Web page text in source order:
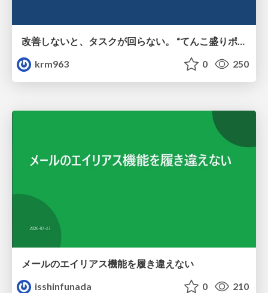
改善しないと、タスクが回らない。 “てんこ盛りポジション” を引き継いだ情シスの、入社3ヶ月の業務改善録
krm963
0 250
メールのエイリアス機能を履き違えない
isshinfunada
0 210